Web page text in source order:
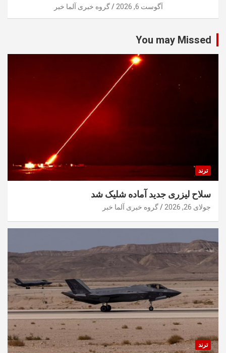
آگوست 6, 2026 گروه خبری آلما خبر
You may Missed
ترند
سلاح لیزری جدید آماده شلیک شد
جولای 26, 2026 گروه خبری آلما خبر
ترند